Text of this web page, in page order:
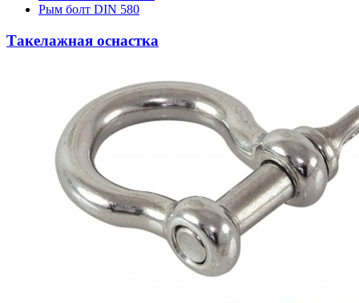
Рым болт DIN 580
Такелажная оснастка